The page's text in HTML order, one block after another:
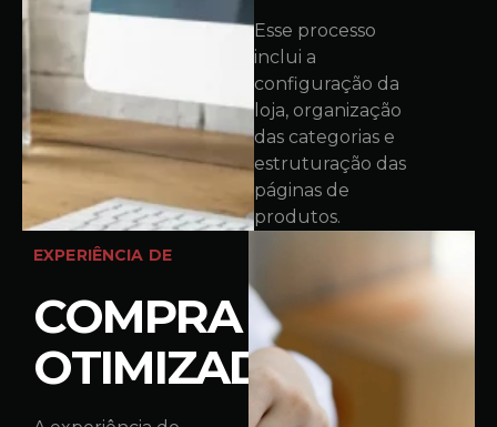
Esse processo
inclui a
configuração da
loja, organização
das categorias e
estruturação das
páginas de
produtos.
EXPERIÊNCIA DE
COMPRA
OTIMIZADA